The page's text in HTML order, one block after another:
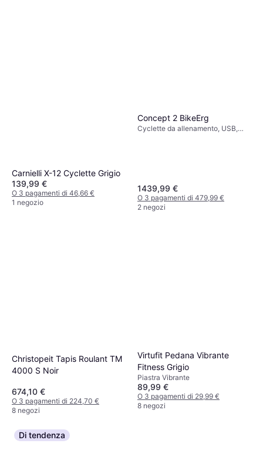
Carnielli X-12 Cyclette Grigio
139,99 €
O 3 pagamenti di 46,66 €
1 negozio
Concept 2 BikeErg
Cyclette da allenamento, USB,
1439,99 €
O 3 pagamenti di 479,99 €
2 negozi
Christopeit Tapis Roulant TM
4000 S Noir
674,10 €
O 3 pagamenti di 224,70 €
8 negozi
Virtufit Pedana Vibrante
Fitness Grigio
Piastra Vibrante
89,99 €
O 3 pagamenti di 29,99 €
8 negozi
Di tendenza